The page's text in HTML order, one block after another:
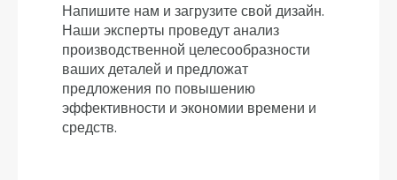
Напишите нам и загрузите свой дизайн.
Наши эксперты проведут анализ
производственной целесообразности
ваших деталей и предложат
предложения по повышению
эффективности и экономии времени и
средств.